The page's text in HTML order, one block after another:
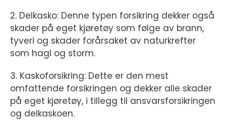
2. Delkasko: Denne typen forsikring dekker også
skader på eget kjøretøy som følge av brann,
tyveri og skader forårsaket av naturkrefter
som hagl og storm.
3. Kaskoforsikring: Dette er den mest
omfattende forsikringen og dekker alle skader
på eget kjøretøy, i tillegg til ansvarsforsikringen
og delkaskoen.